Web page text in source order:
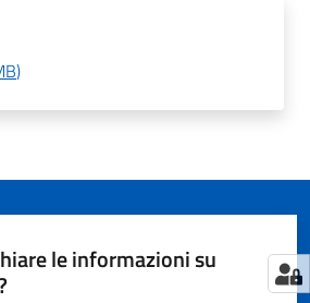
)
le informazioni su